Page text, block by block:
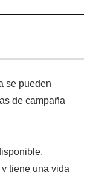
se pueden
de campaña
tiene una vida